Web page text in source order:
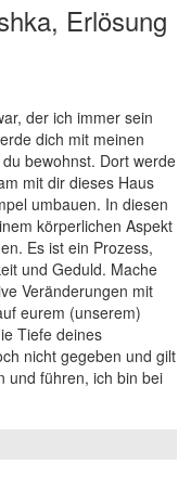
Erlösung
der ich immer sein
dich mit meinen
bewohnst. Dort werde
mit dir dieses Haus
umbauen. In diesen
körperlichen Aspekt
Es ist ein Prozess,
und Geduld. Mache
Veränderungen mit
eurem (unserem)
Tiefe deines
nicht gegeben und gilt
und führen, ich bin bei